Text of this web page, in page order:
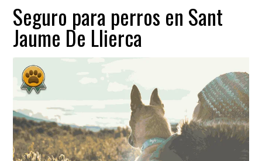
Seguro para perros en Sant
Jaume De Llierca